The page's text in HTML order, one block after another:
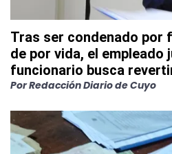
Tras ser condenado por
de por vida, el empleado
funcionario busca
PorRedacción Diario de Cuyo